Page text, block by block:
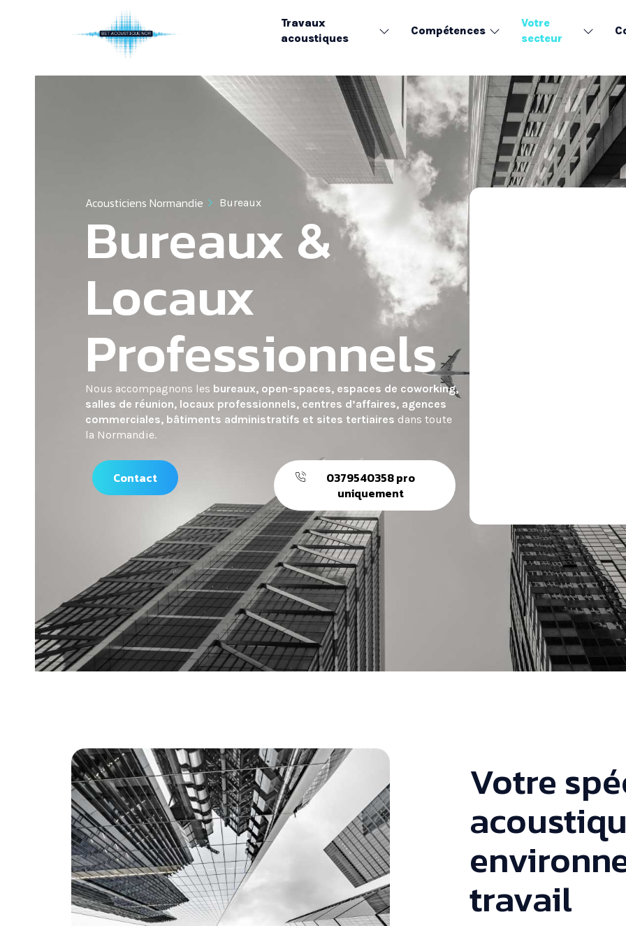
Travaux
acoustiques
Compétences
Votre
secteur
Acousticiens Normandie Bureaux
Bureaux &
Locaux
Professionnels
Nous accompagnons les bureaux, open-spaces, espaces de coworking,
salles de réunion, locaux professionnels, centres d’affaires, agences
commerciales, bâtiments administratifs et sites tertiaires dans toute
la Normandie.
Contact
0379540358 pro
uniquement
Votre
travail